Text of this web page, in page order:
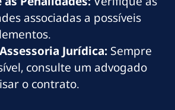
associadas a possíveis
Jurídica: Sempre
consulte um advogado
o contrato.